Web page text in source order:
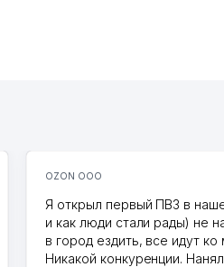
OZON ООО
Я открыл первый ПВЗ в
и как люди стали рады) не
в город ездить, все идут ко
Никакой конкуренции.